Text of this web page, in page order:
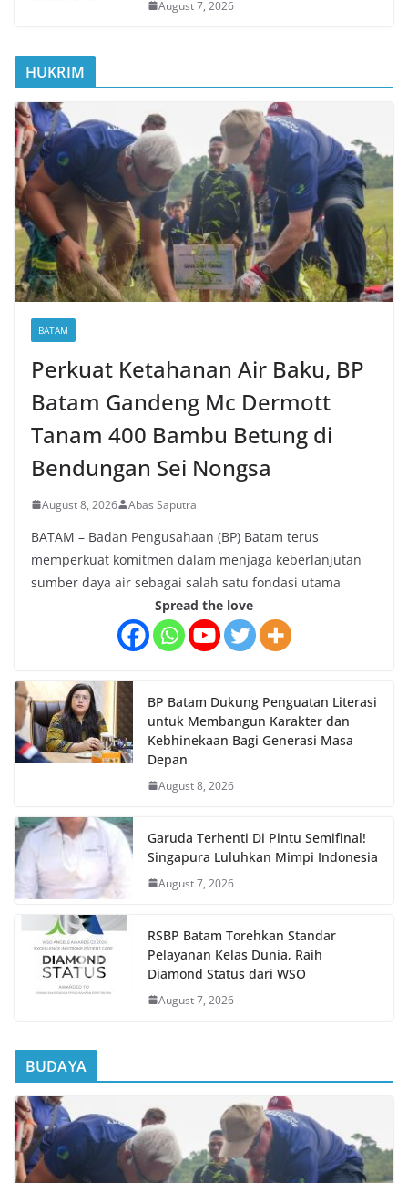
August 7, 2026
HUKRIM
BATAM
Perkuat Ketahanan Air Baku, BP
Batam Gandeng Mc Dermott
Tanam 400 Bambu Betung di
Bendungan Sei Nongsa
August 8, 2026 Abas Saputra
BATAM – Badan Pengusahaan (BP) Batam terus
memperkuat komitmen dalam menjaga keberlanjutan
sumber daya air sebagai salah satu fondasi utama
Spread the love
BP Batam Dukung Penguatan Literasi
untuk Membangun Karakter dan
Kebhinekaan Bagi Generasi Masa
Depan
August 8, 2026
Garuda Terhenti Di Pintu Semifinal!
Singapura Luluhkan Mimpi Indonesia
August 7, 2026
RSBP Batam Torehkan Standar
Pelayanan Kelas Dunia, Raih
Diamond Status dari WSO
August 7, 2026
BUDAYA